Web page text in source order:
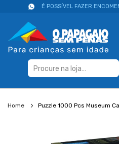
É POSSÍVEL FAZER
Home Puzzle 1000 Pcs Museum